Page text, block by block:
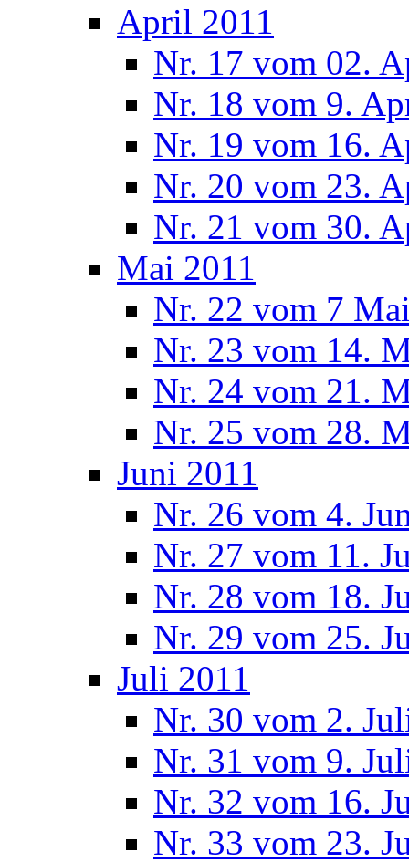
April 2011
Nr. 17 vom 02.
Nr. 18 vom 9.
Nr. 19 vom 16.
Nr. 20 vom 23.
Nr. 21 vom 30.
Mai 2011
Nr. 22 vom 7
Nr. 23 vom 14.
Nr. 24 vom 21.
Nr. 25 vom 28.
Juni 2011
Nr. 26 vom 4.
Nr. 27 vom 11.
Nr. 28 vom 18.
Nr. 29 vom 25.
Juli 2011
Nr. 30 vom 2.
Nr. 31 vom 9.
Nr. 32 vom 16.
Nr. 33 vom 23.